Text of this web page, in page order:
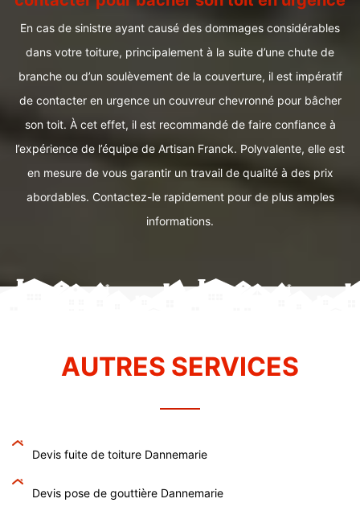
En cas de sinistre ayant causé des dommages considérables
dans votre toiture, principalement à la suite d’une chute de
branche ou d’un soulèvement de la couverture, il est impératif
de contacter en urgence un couvreur chevronné pour bâcher
son toit. À cet effet, il est recommandé de faire confiance à
l’expérience de l’équipe de Artisan Franck. Polyvalente, elle est
en mesure de vous garantir un travail de qualité à des prix
abordables. Contactez-le rapidement pour de plus amples
informations.
AUTRES SERVICES
Devis fuite de toiture Dannemarie
Devis pose de gouttière Dannemarie